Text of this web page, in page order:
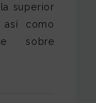
superior
así como
sobre